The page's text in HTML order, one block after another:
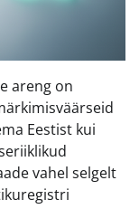
areng on
Eestist kui
vahel selgelt